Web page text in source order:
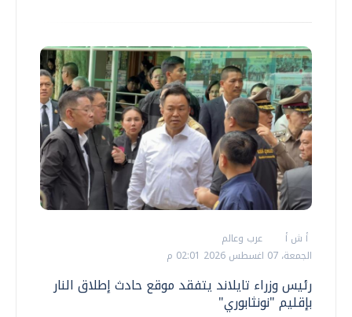
أ ش أ
عرب وعالم
الجمعة، 07 اغسطس 2026 02:01 م
رئيس وزراء تايلاند يتفقد موقع حادث إطلاق النار
بإقليم "نونثابوري"